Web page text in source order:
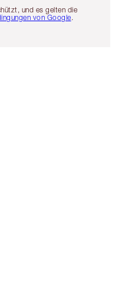
und es gelten die
von Google.